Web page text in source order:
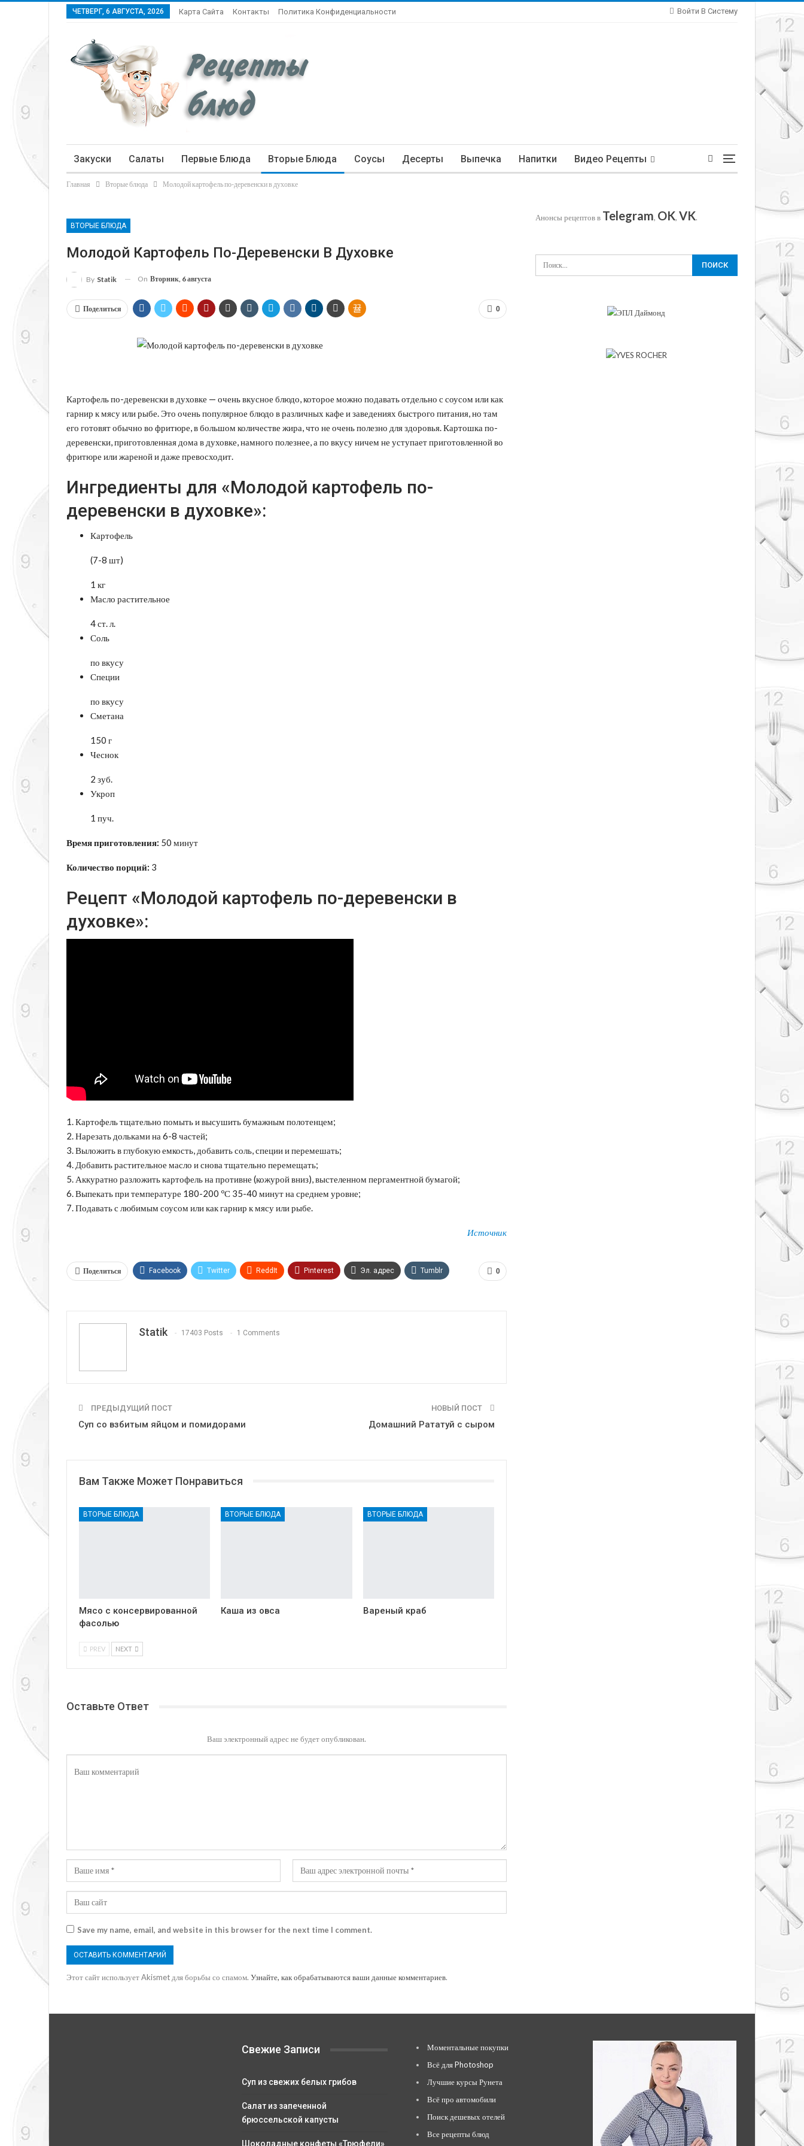
Войти В Систему
ЧЕТВЕРГ, 6 АВГУСТА, 2026 Карта Сайта Контакты Политика Конфиденциальности
Закуски Салаты Первые Блюда Вторые Блюда Соусы Десерты Выпечка Напитки Видео Рецепты
Статьи
Главная Вторые блюда Молодой картофель по-деревенски в духовке
ВТОРЫЕ БЛЮДА
Молодой Картофель По-Деревенски В Духовке
By Statik On Вторник, 6 августа
0
Поделиться
Картофель по-деревенски в духовке — очень вкусное блюдо, которое можно подавать отдельно с соусом или как
гарнир к мясу или рыбе.Это очень популярное блюдо в различных кафе и заведениях быстрого питания, но там
его готовят обычно во фритюре, в большом количестве жира, что не очень полезно для здоровья. Картошка по-
деревенски, приготовленная дома в духовке, намного полезнее, а по вкусу ничем не уступает приготовленной во
фритюре или жареной и даже превосходит.
Ингредиенты для «Молодой картофель по-
деревенски в духовке»:
Картофель
(7-8 шт)
1 кг
Масло растительное
4 ст. л.
Соль
по вкусу
Специи
по вкусу
Сметана
150 г
Чеснок
2 зуб.
Укроп
1 пуч.
Время приготовления: 50 минут
Количество порций: 3
Рецепт «Молодой картофель по-деревенски в
духовке»:
1. Картофель тщательно помыть и высушить бумажным полотенцем;
2. Нарезать дольками на 6-8 частей;
3. Выложить в глубокую емкость, добавить соль, специи и перемешать;
4. Добавить растительное масло и снова тщательно перемещать;
5. Аккуратно разложить картофель на противне (кожурой вниз), выстеленном пергаментной бумагой;
6. Выпекать при температуре 180-200 ºС 35-40 минут на среднем уровне;
7. Подавать с любимым соусом или как гарнир к мясу или рыбе.
Источник
0
Поделиться Facebook Twitter ReddIt Pinterest Эл. адрес Tumblr
Statik 17403 Posts 1 Comments
ПРЕДЫДУЩИЙ ПОСТ
Суп со взбитым яйцом и помидорами
НОВЫЙ ПОСТ
Домашний Рататуй с сыром
Вам Также Может Понравиться
ВТОРЫЕ БЛЮДА
Мясо с консервированной
фасолью
ВТОРЫЕ БЛЮДА
Каша из овса
ВТОРЫЕ БЛЮДА
Вареный краб
PREV NEXT
Оставьте Ответ
Ваш электронный адрес не будет опубликован.
Save my name, email, and website in this browser for the next time I comment.
Этот сайт использует Akismet для борьбы со спамом. Узнайте, как обрабатываются ваши данные комментариев.
Анонсы рецептов в Telegram, OK, VK.
Свежие Записи
Суп из свежих белых грибов
Салат из запеченной
брюссельской капусты
Шоколадные конфеты «Трюфели»
Моментальные покупки
Всё для Photoshop
Лучшие курсы Рунета
Всё про автомобили
Поиск дешевых отелей
Все рецепты блюд